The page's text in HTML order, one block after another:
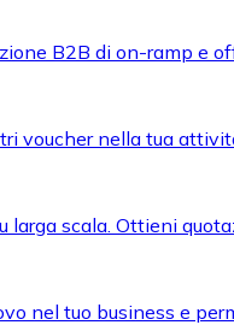
B2B di on-ramp e
voucher nella tua
larga scala. Ottieni
nel tuo business e